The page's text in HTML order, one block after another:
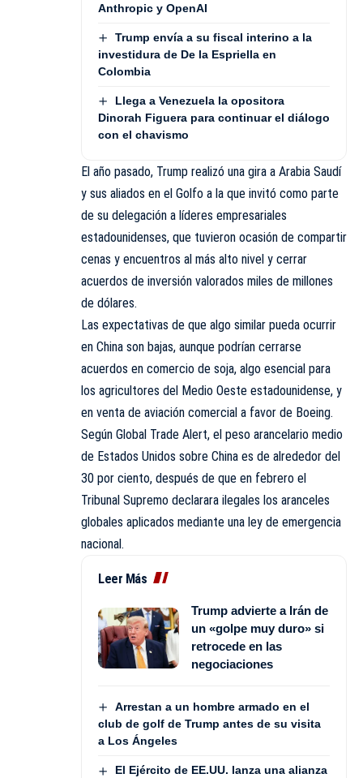
Anthropic y OpenAI
Trump envía a su fiscal interino a la
investidura de De la Espriella en
Colombia
Llega a Venezuela la opositora
Dinorah Figuera para continuar el diálogo
con el chavismo
El año pasado, Trump realizó una gira a Arabia Saudí
y sus aliados en el Golfo a la que invitó como parte
de su delegación a líderes empresariales
estadounidenses, que tuvieron ocasión de compartir
cenas y encuentros al más alto nivel y cerrar
acuerdos de inversión valorados miles de millones
de dólares.
Las expectativas de que algo similar pueda ocurrir
en China son bajas, aunque podrían cerrarse
acuerdos en comercio de soja, algo esencial para
los agricultores del Medio Oeste estadounidense, y
en venta de aviación comercial a favor de Boeing.
Según Global Trade Alert, el peso arancelario medio
de Estados Unidos sobre China es de alrededor del
30 por ciento, después de que en febrero el
Tribunal Supremo declarara ilegales los aranceles
globales aplicados mediante una ley de emergencia
nacional.
Leer Más
Trump advierte a Irán de
un «golpe muy duro» si
retrocede en las
negociaciones
Arrestan a un hombre armado en el
club de golf de Trump antes de su visita
a Los Ángeles
El Ejército de EE.UU. lanza una alianza